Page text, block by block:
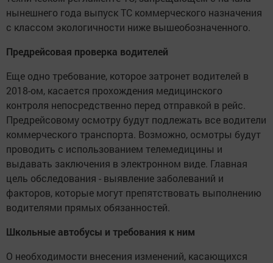
нынешнего года выпуск ТС коммерческого назначения
с классом экологичности ниже вышеобозначенного.
Предрейсовая проверка водителей
Еще одно требование, которое затронет водителей в
2018-ом, касается прохождения медицинского
контроля непосредственно перед отправкой в рейс.
Предрейсовому осмотру будут подлежать все водители
коммерческого транспорта. Возможно, осмотры будут
проводить с использованием телемедицины и
выдавать заключения в электронном виде. Главная
цель обследования - выявление заболеваний и
факторов, которые могут препятствовать выполнению
водителями прямых обязанностей.
Школьные автобусы и требования к ним
О необходимости внесения изменений, касающихся